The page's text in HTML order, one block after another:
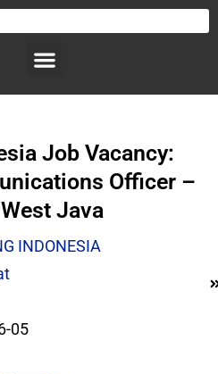
Job Vacancy:
Officer –
Java
INDONESIA
05